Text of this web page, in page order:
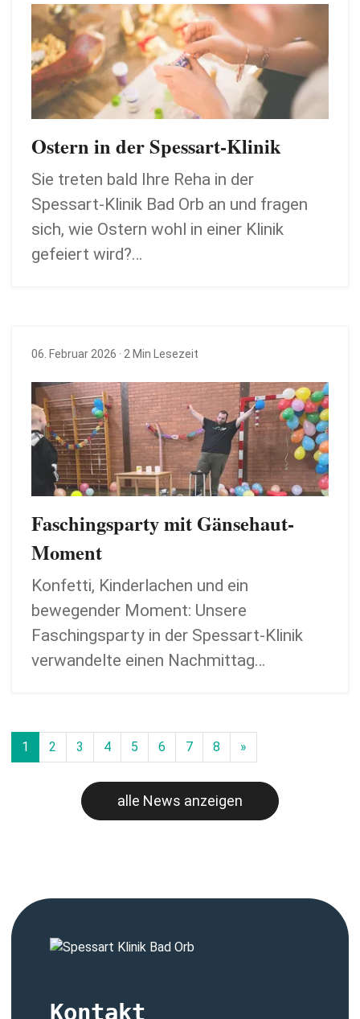
Ostern in der Spessart-Klinik
Sie treten bald Ihre Reha in der
Spessart-Klinik Bad Orb an und fragen
sich, wie Ostern wohl in einer Klinik
gefeiert wird?…
06. Februar 2026 · 2 Min Lesezeit
Faschingsparty mit Gänsehaut-
Moment
Konfetti, Kinderlachen und ein
bewegender Moment: Unsere
Faschingsparty in der Spessart-Klinik
verwandelte einen Nachmittag…
1 2 3 4 5 6 7 8 »
alle News anzeigen
Kontakt